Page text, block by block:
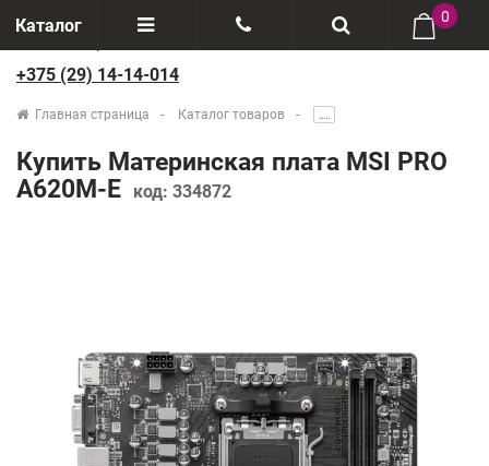
Каталог
Отзывы
Производители
+375(29) 888-44-44
0
+375 (29) 14-14-014
Главная страница Каталог товаров .....
Купить Материнская плата MSI PRO
A620M-E
код: 334872